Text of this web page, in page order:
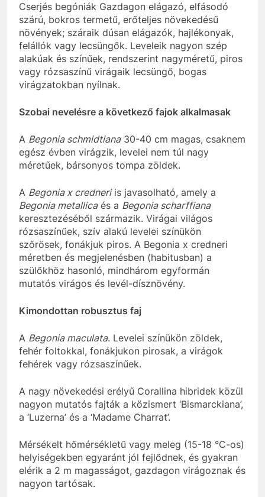
Cserjés begóniák Gazdagon elágazó, elfásodó
szárú, bokros termetű, erőteljes növekedésű
növények; száraik dúsan elágazók, hajlékonyak,
felállók vagy lecsüngők. Leveleik nagyon szép
alakúak és színűek, rendszerint nagyméretű, piros
vagy rózsaszínű virágaik lecsüngő, bogas
virágzatokban nyílnak.
Szobai nevelésre a következő fajok alkalmasak
A Begonia schmidtiana30-40 cm magas, csaknem
egész évben virágzik, levelei nem túl nagy
méretűek, bársonyos tompa zöldek.
A Begonia x credneriis javasolható, amely a
Begonia metallicaés a Begonia scharffiana
keresztezéséből származik. Virágai világos
rózsaszínűek, szív alakú levelei színükön
szőrösek, fonákjuk piros. A Begonia x credneri
méretben és megjelenésben (habitusban) a
szülőkhöz hasonló, mindhárom egyformán
mutatós virágos és levél-dísznövény.
Kimondottan robusztus faj
A Begonia maculata. Levelei színükön zöldek,
fehér foltokkal, fonákjukon pirosak, a virágok
fehérek vagy rózsaszínűek.
A nagy növekedési erélyű Corallina hibridek közül
nagyon mutatós fajták a közismert ‘Bismarckiana’,
a ‘Luzerna’ és a ‘Madame Charrat’.
Mérsékelt hőmérsékletű vagy meleg (15-18 °C-os)
helyiségekben egyaránt jól fejlődnek, és gyakran
elérik a 2 m magasságot, gazdagon virágoznak és
nagyon tartósak.